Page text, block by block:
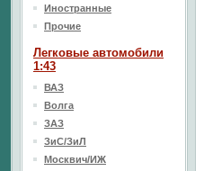
Иностранные
Прочие
Легковые автомобили
1:43
ВАЗ
Волга
ЗАЗ
ЗиС/ЗиЛ
Москвич/ИЖ